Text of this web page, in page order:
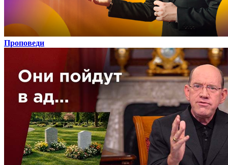
Проповеди